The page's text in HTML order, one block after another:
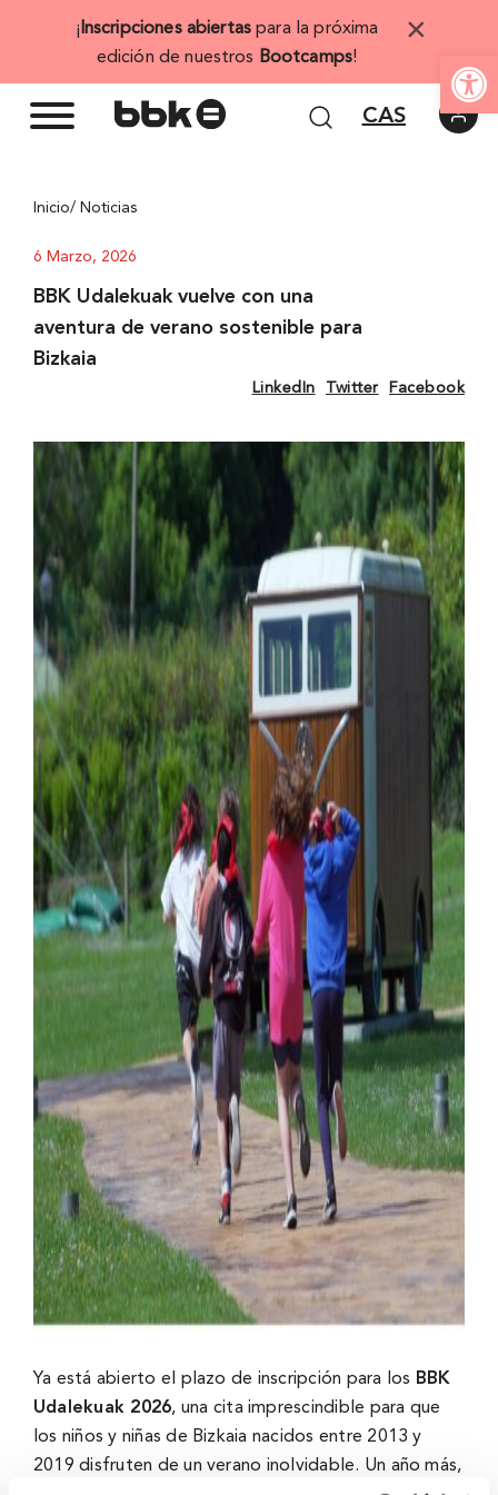
Abrir
¡ Inscripciones abiertas para la próxima
edición de nuestros Bootcamps!
×
CAS
Inicio/ Noticias
6 Marzo, 2026
BBK Udalekuak vuelve con una
aventura de verano sostenible para
Bizkaia
LinkedIn Twitter Facebook
Ya está abierto el plazo de inscripción para los BBK
Udalekuak 2026, una cita imprescindible para que
los niños y niñas de Bizkaia nacidos entre 2013 y
2019 disfruten de un verano inolvidable. Un año más,